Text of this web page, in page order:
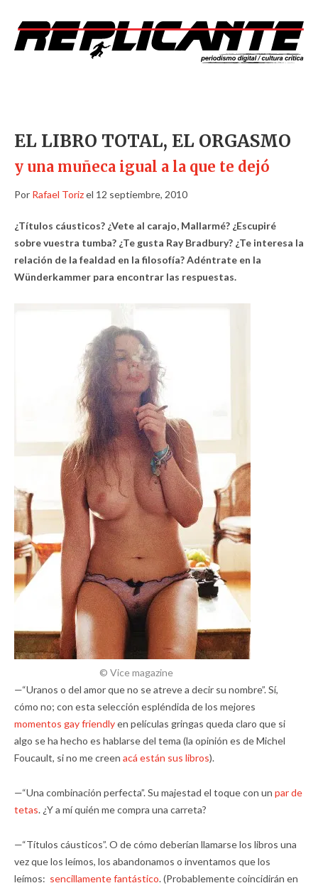
EL LIBRO TOTAL, EL ORGASMO
y una muñeca igual a la que te dejó
Por Rafael Torizel 12 septiembre, 2010
¿Títulos cáusticos? ¿Vete al carajo, Mallarmé? ¿Escupiré
sobre vuestra tumba? ¿Te gusta Ray Bradbury? ¿Te interesa la
relación de la fealdad en la filosofía? Adéntrate en la
Wünderkammer para encontrar las respuestas.
© Vice magazine
—“Uranos o del amor que no se atreve a decir su nombre”. Sí,
cómo no; con esta selección espléndida de los mejores
momentos gay friendlyen películas gringas queda claro que si
algo se ha hecho es hablarse del tema (la opinión es de Michel
Foucault, si no me creen acá están sus libros).
—“Una combinación perfecta”. Su majestad el toque con un par de
tetas. ¿Y a mí quién me compra una carreta?
—“Títulos cáusticos”. O de cómo deberían llamarse los libros una
vez que los leímos, los abandonamos o inventamos que los
leímos: sencillamente fantástico. (Probablemente coincidirán en